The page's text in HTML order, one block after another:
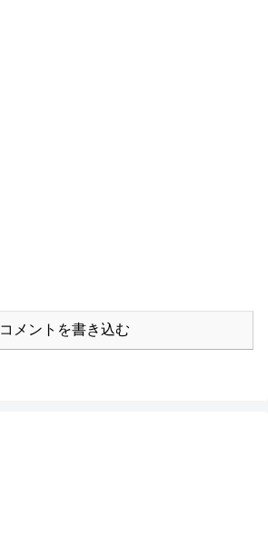
コメントを書き込む